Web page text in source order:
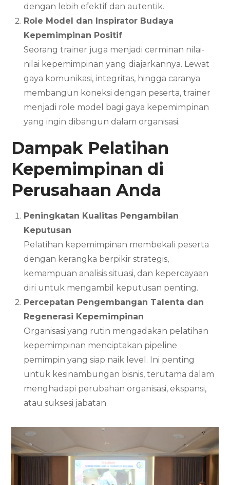
dengan lebih efektif dan autentik.
Role Model dan Inspirator Budaya
Kepemimpinan Positif
Seorang trainer juga menjadi cerminan nilai-
nilai kepemimpinan yang diajarkannya. Lewat
gaya komunikasi, integritas, hingga caranya
membangun koneksi dengan peserta, trainer
menjadi role model bagi gaya kepemimpinan
yang ingin dibangun dalam organisasi.
Dampak Pelatihan
Kepemimpinan di
Perusahaan Anda
Peningkatan Kualitas Pengambilan
Keputusan
Pelatihan kepemimpinan membekali peserta
dengan kerangka berpikir strategis,
kemampuan analisis situasi, dan kepercayaan
diri untuk mengambil keputusan penting.
Percepatan Pengembangan Talenta dan
Regenerasi Kepemimpinan
Organisasi yang rutin mengadakan pelatihan
kepemimpinan menciptakan pipeline
pemimpin yang siap naik level. Ini penting
untuk kesinambungan bisnis, terutama dalam
menghadapi perubahan organisasi, ekspansi,
atau suksesi jabatan.